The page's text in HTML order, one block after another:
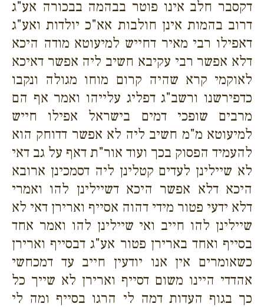
דקסבר חלב אינו פוטר בבהמה בבכורה אע"ג
דרוב בהמות אינן חולבות אא"כ יולדות ואע"ג
דאפילו רבי מאיר דחייש למיעוטא מודה היכא
דלא אפשר רבי עקיבא חשיב ליה אפשר דאיכא
לאוקמי קרא שהיה קרום מוחו מגולה ונקבו
כדפירשנו ורשב"ג דפליג עלייהו ואמר אף הם
מרבים שופכי דמים בישראל אפילו חייש
למיעוטא מ"מ חשיב ליה לא אפשר דדוחק הוא
להעמיד הפסוק בכך ועוד אור"ת דאף על גב דאי
לא שיילינן לעדים קטלינן ליה דסמכינן ארובא
היכא דלא אפשר היכא דשיילינן להו ואמרי
דלא ידעי פטור מידי דהוה אסייף וארירן דאי לא
שיילינן להו חייב ואי שיילינן להו ואמר אחד
בסייף ואחד בארירן פטור אע"ג דבסייף וארירן
כשאומרים אין אנו יודעין חייב עד דמכחשי
אהדדי היינו משום דסייף וארירן לא שייך כל
כך בגוף העדות דמה לי הרגו בסייף ומה לי